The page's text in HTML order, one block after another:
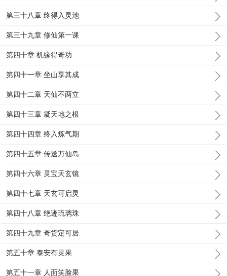
第三十八章 终得入灵池
第三十九章 修仙第一课
第四十章 机缘得奇功
第四十一章 坐山享其成
第四十二章 天仙不两立
第四十三章 凝天地之根
第四十四章 终入炼气期
第四十五章 传送万仙岛
第四十六章 灵宝天玄镜
第四十七章 天玄可启灵
第四十八章 绝迹琉璃珠
第四十九章 奇货定可居
第五十章 泰安有灵果
第五十一章 人面笑脸果